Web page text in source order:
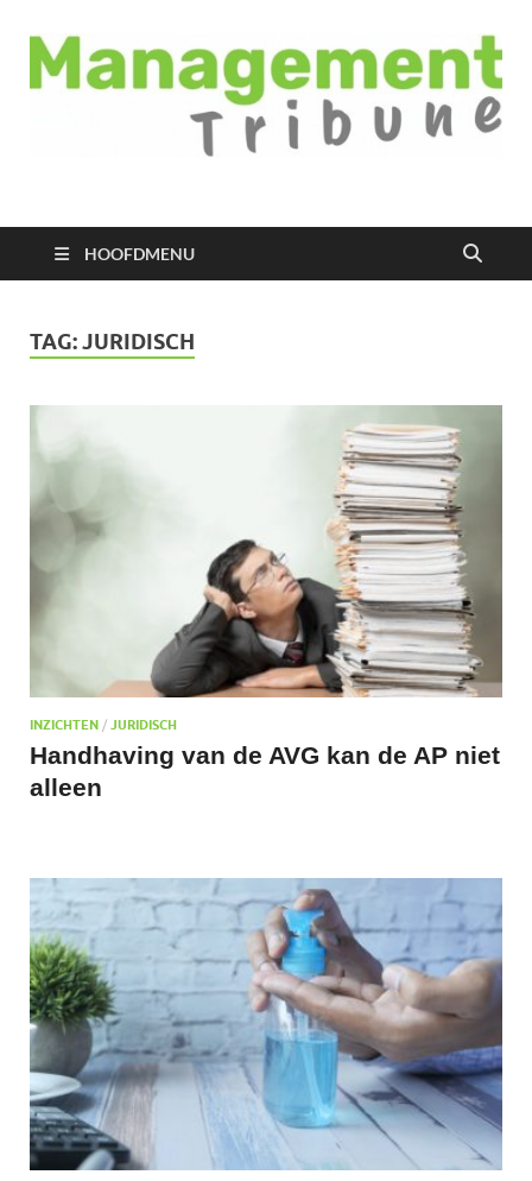
Managementtribune
HOOFDMENU
TAG:JURIDISCH
INZICHTEN / JURIDISCH
Handhaving van de AVG kan de AP niet
alleen